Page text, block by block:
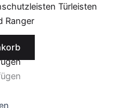
Türleisten
Ranger